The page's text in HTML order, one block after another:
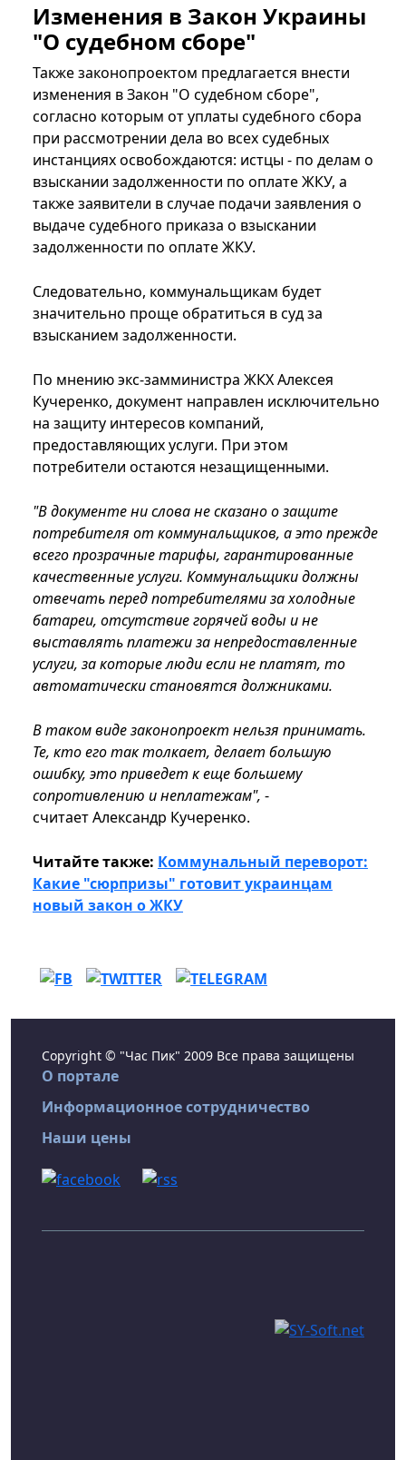
Изменения в Закон Украины
"О судебном сборе"
Также законопроектом предлагается внести
изменения в Закон "О судебном сборе",
согласно которым от уплаты судебного сбора
при рассмотрении дела во всех судебных
инстанциях освобождаются: истцы - по делам о
взыскании задолженности по оплате ЖКУ, а
также заявители в случае подачи заявления о
выдаче судебного приказа о взыскании
задолженности по оплате ЖКУ.
Следовательно, коммунальщикам будет
значительно проще обратиться в суд за
взысканием задолженности.
По мнению экс-замминистра ЖКХ Алексея
Кучеренко, документ направлен исключительно
на защиту интересов компаний,
предоставляющих услуги. При этом
потребители остаются незащищенными.
"В документе ни слова не сказано о защите
потребителя от коммунальщиков, а это прежде
всего прозрачные тарифы, гарантированные
качественные услуги. Коммунальщики должны
отвечать перед потребителями за холодные
батареи, отсутствие горячей воды и не
выставлять платежи за непредоставленные
услуги, за которые люди если не платят, то
автоматически становятся должниками.
В таком виде законопроект нельзя принимать.
Те, кто его так толкает, делает большую
ошибку, это приведет к еще большему
сопротивлению и неплатежам", -
считает Александр Кучеренко.
Читайте также: Коммунальный переворот:
Какие "сюрпризы" готовит украинцам
новый закон о ЖКУ
Copyright © "Час Пик" 2009 Все права защищены
О портале
Информационное сотрудничество
Наши цены